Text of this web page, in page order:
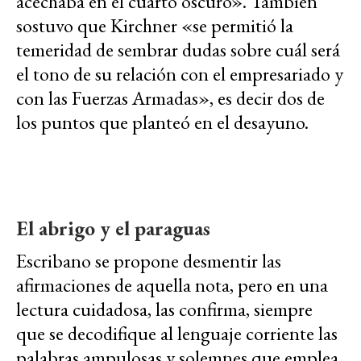
sostuvo que Kirchner «se permitió la
temeridad de sembrar dudas sobre cuál será
el tono de su relación con el empresariado y
con las Fuerzas Armadas», es decir dos de
los puntos que planteó en el desayuno.
El abrigo y el paraguas
Escribano se propone desmentir las
afirmaciones de aquella nota, pero en una
lectura cuidadosa, las confirma, siempre
que se decodifique al lenguaje corriente las